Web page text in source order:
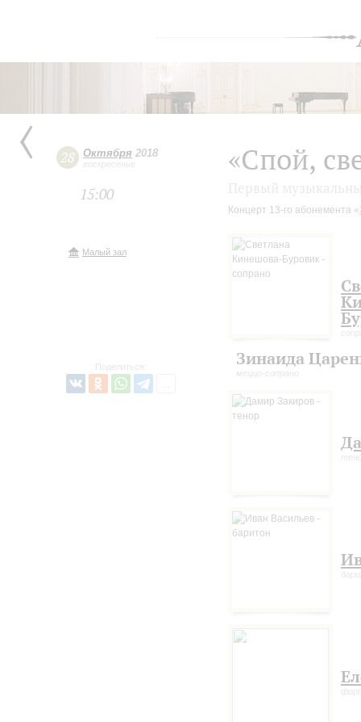
28 Октября 2018
воскресенье
15:00
Малый зал
Поделиться:
«Спой,
Концерт 13-го абонемента «
Зинаида
меццо-сопрано